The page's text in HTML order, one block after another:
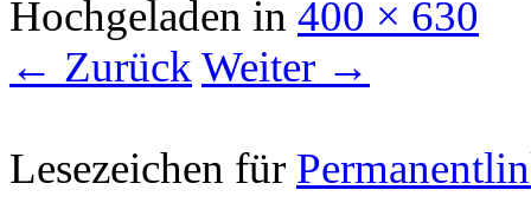
Hochgeladen in 400 × 630
← Zurück Weiter →
Lesezeichen für